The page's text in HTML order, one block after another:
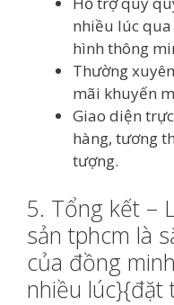
nhiều lúc
hình thông
Thường
mãi khuyến
Giao diện
hàng, tương
tượng.
5. Tổng kết –
sản tphcm là
của đồng
nhiều lúc}{đặt